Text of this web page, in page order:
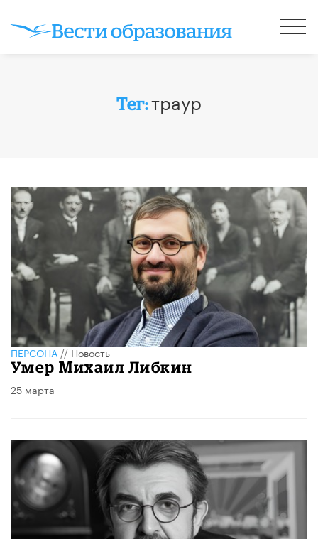
Тег:траур
ПЕРСОНА//Новость
​Умер Михаил Либкин
25 марта